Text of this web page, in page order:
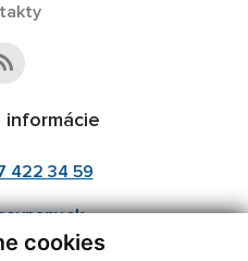
cookies
informácie
422 34 59